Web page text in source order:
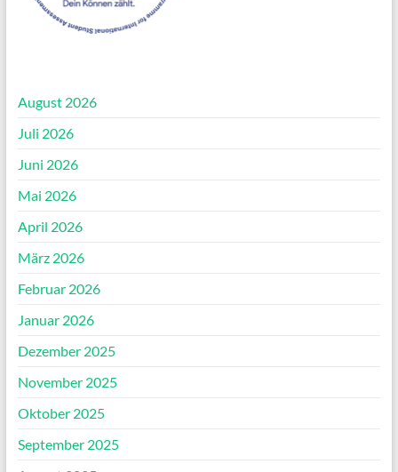
August 2026
Juli 2026
Juni 2026
Mai 2026
April 2026
März 2026
Februar 2026
Januar 2026
Dezember 2025
November 2025
Oktober 2025
September 2025